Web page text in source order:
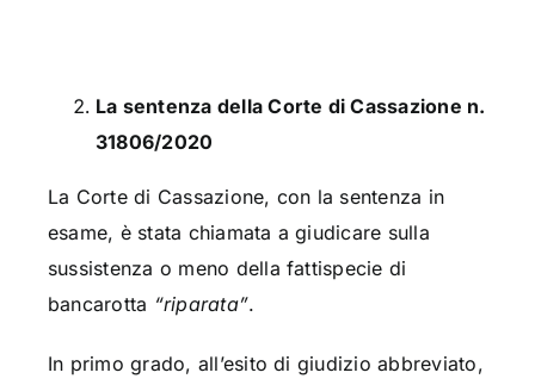
La sentenza della Corte di Cassazione n.
31806/2020
La Corte di Cassazione, con la sentenza in
esame, è stata chiamata a giudicare sulla
sussistenza o meno della fattispecie di
bancarotta “riparata”.
In primo grado, all’esito di giudizio abbreviato,